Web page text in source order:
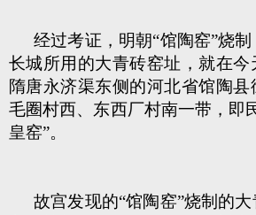
经过考证，明朝“馆陶窑”烧
长城所用的大青砖窑址，就在今
隋唐永济渠东侧的河北省馆陶县
毛圈村西、东西厂村南一带，即
皇窑”。
故宫发现的“馆陶窑”烧制的